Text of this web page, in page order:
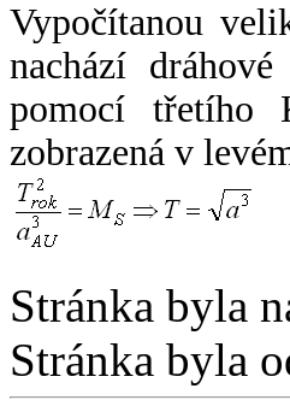
Vypočítanou
nachází
pomocí třetího
zobrazená v
Stránka byla
Stránka byla